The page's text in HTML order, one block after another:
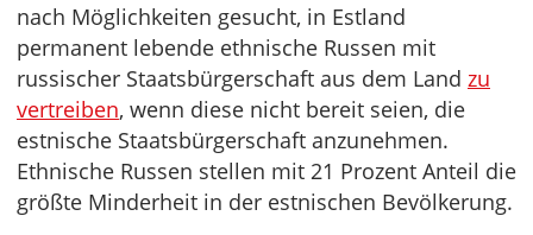
nach Möglichkeiten gesucht, in Estland
permanent lebende ethnische Russen mit
russischer Staatsbürgerschaft aus dem Land zu
vertreiben, wenn diese nicht bereit seien, die
estnische Staatsbürgerschaft anzunehmen.
Ethnische Russen stellen mit 21 Prozent Anteil die
größte Minderheit in der estnischen Bevölkerung.